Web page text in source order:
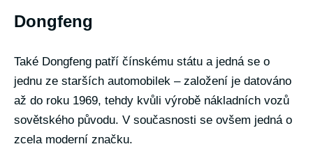
Dongfeng
Také Dongfeng patří čínskému státu a jedná se o
jednu ze starších automobilek – založení je datováno
až do roku 1969, tehdy kvůli výrobě nákladních vozů
sovětského původu. V současnosti se ovšem jedná o
zcela moderní značku.